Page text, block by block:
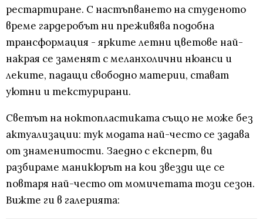
рестартиране. С настъпването на студеното
време гардеробът ни преживява подобна
трансформация - ярките летни цветове най-
накрая се заменят с меланхолични нюанси и
леките, падащи свободно материи, стават
уютни и текстурирани.
Светът на ноктопластиката също не може без
актуализации: тук модата най-често се задава
от знаменитости. Заедно с експерт, ви
разбираме маникюрът на кои звезди ще се
повтаря най-често от момичетата този сезон.
Вижте ги в галерията: